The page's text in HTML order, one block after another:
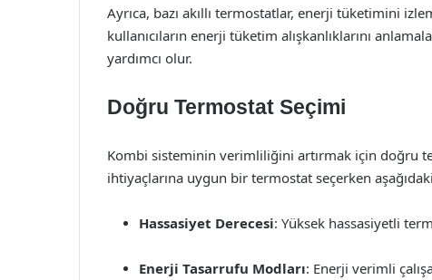
Ayrıca, bazı akıllı termostatlar, enerji tüketimini
kullanıcıların enerji tüketim alışkanlıklarını
yardımcı olur.
Doğru Termostat Seçimi
Kombi sisteminin verimliliğini artırmak için doğru
ihtiyaçlarına uygun bir termostat seçerken
Hassasiyet Derecesi: Yüksek hassasiyetli
Enerji Tasarrufu Modları: Enerji verimli